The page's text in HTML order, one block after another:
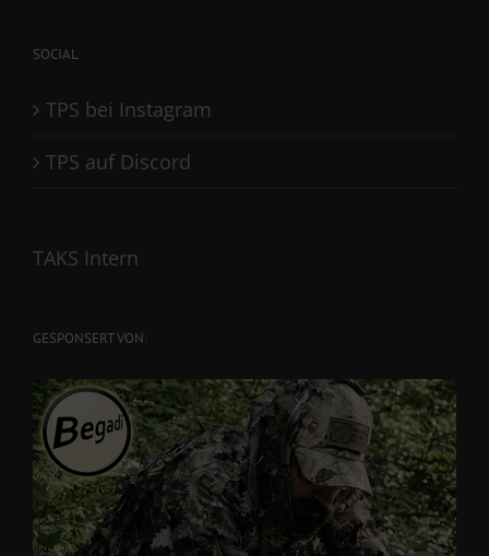
SOCIAL
TPS bei Instagram
TPS auf Discord
TAKS Intern
GESPONSERT VON: